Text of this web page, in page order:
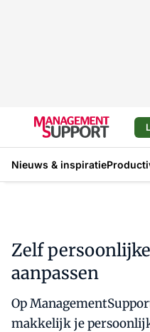
Nieuws & inspiratie
Zelf
aanpassen
Op
makkelijk je